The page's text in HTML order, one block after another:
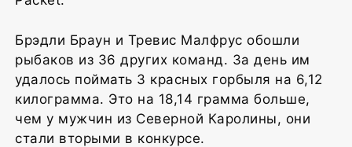
Брэдли Браун и Тревис Малфрус обошли
рыбаков из 36 других команд. За день им
удалось поймать 3 красных горбыля на 6,12
килограмма. Это на 18,14 грамма больше,
чем у мужчин из Северной Каролины, они
стали вторыми в конкурсе.